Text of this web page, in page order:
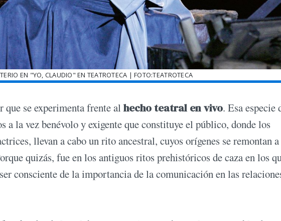
EN "YO, CLAUDIO" EN TEATROTECA | FOTO:TEATROTECA
que se experimenta frente al hecho teatral en vivo. Esa especie
a la vez benévolo y exigente que constituye el público, donde los
llevan a cabo un rito ancestral, cuyos orígenes se remontan
quizás, fue en los antiguos ritos prehistóricos de caza en los
consciente de la importancia de la comunicación en las